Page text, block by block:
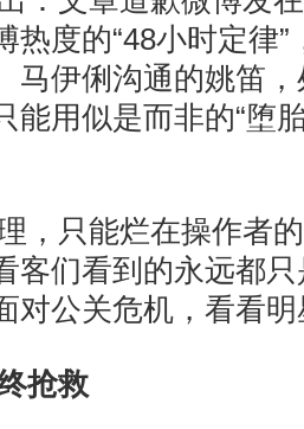
热度的“48小时定律
马伊俐沟通的姚笛，
能用似是而非的“堕
，只能烂在操作者
客们看到的永远都
对公关危机，看看
抢救